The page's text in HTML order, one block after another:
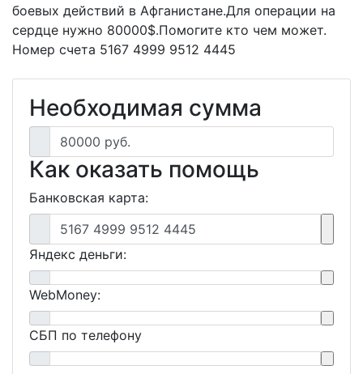
боевых действий в Афганистане.Для операции на
сердце нужно 80000$.Помогите кто чем может.
Номер счета 5167 4999 9512 4445
Необходимая сумма
80000 руб.
Как оказать помощь
Банковская карта:
5167 4999 9512 4445
Яндекс деньги:
WebMoney:
СБП по телефону